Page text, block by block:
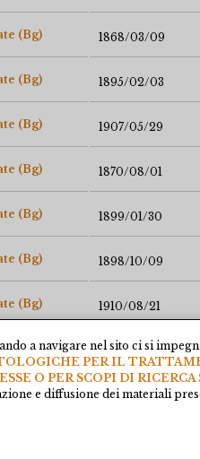
a navigare nel sito ci si
PER IL
O PER SCOPI DI RICERCA
e diffusione dei materiali
(Bg) 1868/03/09
(Bg) 1895/02/03
(Bg) 1907/05/29
(Bg) 1870/08/01
(Bg) 1899/01/30
(Bg) 1898/10/09
(Bg) 1910/08/21
(Bg) 1898/04/12
(Bg) 1902/03/03